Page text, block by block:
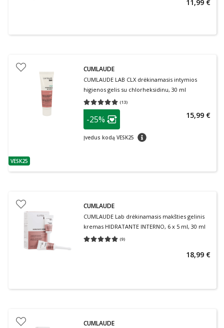
11,99 €
patarimas
VESK25
CUMLAUDE
CUMLAUDE LAB CLX drėkinamasis intymios
higienos gelis su chlorheksidinu, 30 ml
(13)
Vidutinis įvertinimas 5.00
patarimas
Lojalumo klubo narių nuolaida
-25%
Įvedus kodą VESK25 patarimas
15,99 €
CUMLAUDE
CUMLAUDE Lab drėkinamasis makšties gelinis
kremas HIDRATANTE INTERNO, 6 x 5 ml, 30 ml
(9)
Vidutinis įvertinimas 5.00
18,99 €
CUMLAUDE